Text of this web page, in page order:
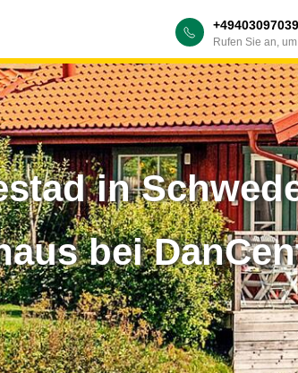
Rufen Sie an,
in
bei